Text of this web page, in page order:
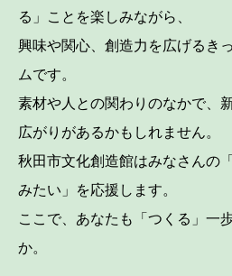
る」ことを楽しみながら、
興味や関心、創造力を広げるき
ムです。
素材や人との関わりのなかで、
広がりがあるかもしれません。
秋田市文化創造館はみなさんの
みたい」を応援します。
ここで、あなたも「つくる」一
か。